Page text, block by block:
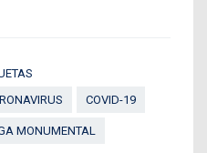
COVID-19
MONUMENTAL